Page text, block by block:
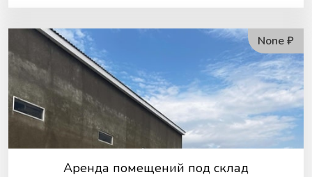
None ₽
Аренда помещений под склад